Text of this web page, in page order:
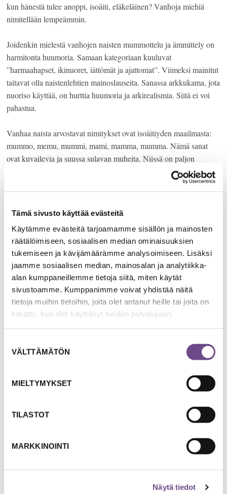
Tämä sivusto käyttää evästeitä
Käytämme evästeitä tarjoamamme sisällön ja mainosten
räätälöimiseen, sosiaalisen median ominaisuuksien
tukemiseen ja kävijämäärämme analysoimiseen. Lisäksi
jaamme sosiaalisen median, mainosalan ja analytiikka-
alan kumppaneillemme tietoja siitä, miten käytät
sivustoamme. Kumppanimme voivat yhdistää näitä
tietoja muihin tietoihin, joita olet antanut heille tai joita on
kerätty, kun olet käyttänyt heidän palvelujaan.
valinta
VÄLTTÄMÄTÖN
MIELTYMYKSET
TILASTOT
MARKKINOINTI
Näytä tiedot
kun hänestä tulee anoppi, isoäiti, eläkeläinen? Vanhoja miehiä
nimitellään lempeämmin.
Joidenkin mielestä vanhojen naisten mummottelu ja ämmittely on
harmitonta huumoria. Samaan kategoriaan kuuluvat
”harmaahapset, ikinuoret, iättömät ja ajattomat”. Viimeksi mainitut
taitavat olla naistenlehtien mainoslauseita. Sanassa arkkukama, jota
nuoriso käyttää, on hurttia huumoria ja arkirealismia. Siitä ei voi
pahastua.
Vanhaa naista arvostavat nimitykset ovat isoäitiyden maailmasta:
mummo, memu, mummi, mami, mamma, mumma. Nämä sanat
ovat kuvailevia ja suussa sulavan muheita. Niissä on paljon
hellyyttä ja rakkautta silloin, kun sanojina ovat ne, joilla on
asiayhteydessä. Ensin se tuntuu humoristiselta, sitten naurettavalta,
sana on arvonimi, joka kuuluu perhepiiriin.
Voisimmeko käyttää lämpimiä ja kauniita ilmaisuja? Ikääntymisen
voimavaraisuutta kuvaava sanasto on laaja ja rikas: arvokkuus,
vahvuus, uskallus, rohkeus, loistokkuus, viisaus, kauneus, sitkeys,
armollisuus.
-Ajan kynä-
PALAA EDELLISELLE SIVULLE